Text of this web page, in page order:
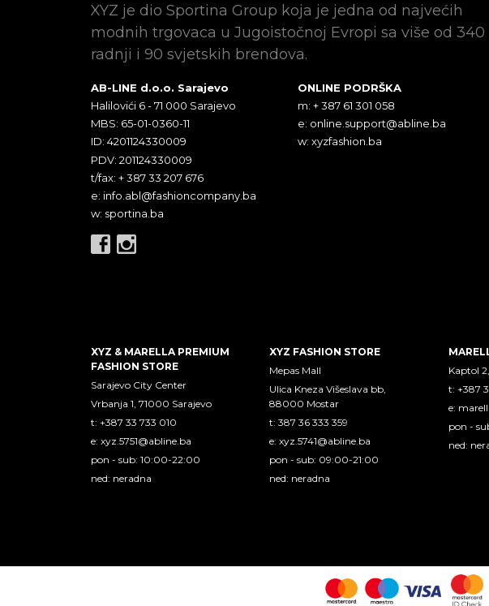
XYZ je dio Sportina Group koja je jedna od najvećih
modnih trgovaca u Jugoistočnoj Evropi sa više od 340
radnji i 90 svjetskih brendova.
AB-LINE d.o.o. Sarajevo
Halilovići 6 - 71 000 Sarajevo
MBS: 65-01-0360-11
ID: 4201124330009
PDV: 201124330009
t/fax: + 387 33 207 676
e: info.abl@fashioncompany.ba
w: sportina.ba
ONLINE PODRŠKA
m: + 387 61 301 058
e: online.support@abline.ba
w: xyzfashion.ba
XYZ & MARELLA PREMIUM
FASHION STORE
Sarajevo City Center
Vrbanja 1, 71000 Sarajevo
t: +387 33 733 010
e: xyz.5751@abline.ba
pon - sub: 10:00-22:00
ned: neradna
XYZ FASHION STORE
Mepas Mall
Ulica Kneza Višeslava bb,
88000 Mostar
t: 387 36 333 359
e:xyz.5741@abline.ba
pon - sub: 09:00-21:00
ned: neradna
Kaptol
t: +387
e:
pon -
ned: